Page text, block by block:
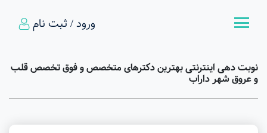
ورود / ثبت نام
نوبت دهی اینترنتی بهترین دکترهای متخصص و فوق تخصص قلب
و عروق شهر داراب